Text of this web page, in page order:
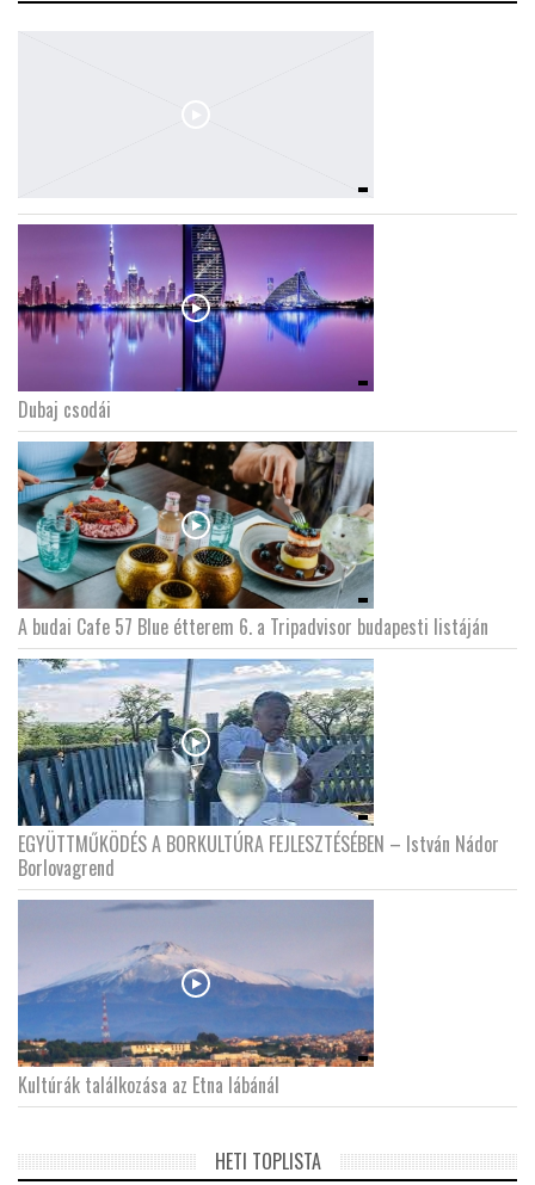
Dubaj csodái
A budai Cafe 57 Blue étterem 6. a Tripadvisor budapesti listáján
EGYÜTTMŰKÖDÉS A BORKULTÚRA FEJLESZTÉSÉBEN – István Nádor
Borlovagrend
Kultúrák találkozása az Etna lábánál
HETI TOPLISTA